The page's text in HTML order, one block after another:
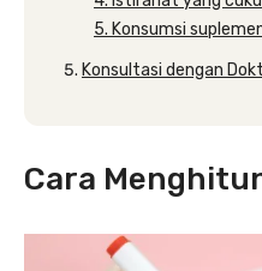
5. Konsumsi
Konsultasi dengan
Cara